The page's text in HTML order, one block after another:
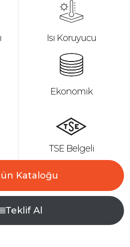
Isı Koruyucu
Ekonomik
TSE Belgeli
Kataloğu
Teklif Al